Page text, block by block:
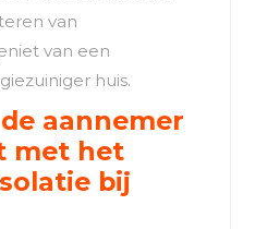
van
van een
huis.
aannemer
met het
bij